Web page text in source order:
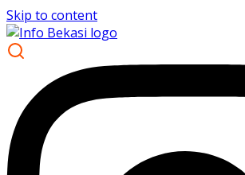
Skip to content